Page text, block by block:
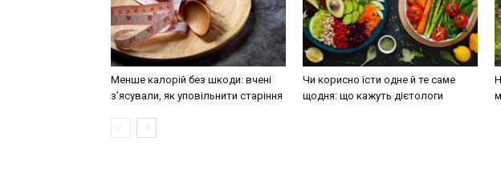
Менше калорій без шкоди: вчені
з’ясували, як уповільнити старіння
Чи корисно їсти одне й те саме
щодня: що кажуть дієтологи